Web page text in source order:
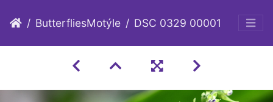
ButterfliesMotýle DSC 0329 00001